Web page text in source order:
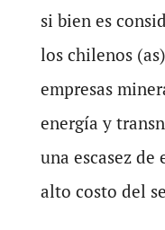
si bien es
los chilenos
empresas
energía y
una escasez
alto costo del